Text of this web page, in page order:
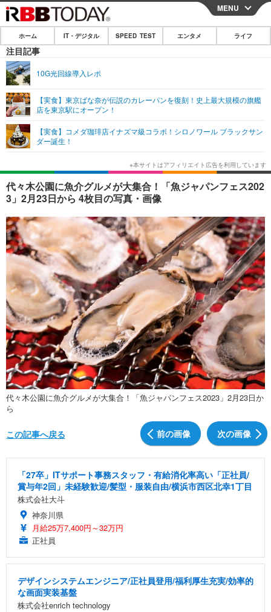
CLOSE
ホーム
IT・デジタル
ネタ
ショッピング その他
SPEED TEST
エンタメ
エンタメTOP
韓国・芸能
音楽 スポーツ
ショッピング その他
ライフ
ライフTOP グルメ
ペット ショッピング
その他
リリース一覧
プッシュ通知の停止方法
MENU
ホーム IT・デジタル SPEED TEST エンタメ ライフ
注目記事
10G光回線導入レポ
【実食】東京ばな奈が伝説のカレーパンを復刻！史上最大規模の旗艦
店を東京駅にオープン！
【実食】コメダ珈琲店イナズマ級コラボ！シロノワール ブラックサン
ダー誕生！
代々木公園に魚介グルメが大集合！「魚ジャパンフェス202
3」2月23日から 4枚目の写真・画像
代々木公園に魚介グルメが大集合！「魚ジャパンフェス2023」2月23日か
ら
前の画像 次の画像
この記事へ戻る
「27卒」ITサポート事務スタッフ・有給消化率高い「正社員/
賞与年2回」未経験歓迎/髪型・服装自由/横浜市西区北幸1丁目
株式会社大斗
神奈川県
月給25万7,400円～32万円
正社員
デザインシステムエンジニア/正社員登用/福利厚生充実/効率的
な画面実装基盤
株式会社enrich technology